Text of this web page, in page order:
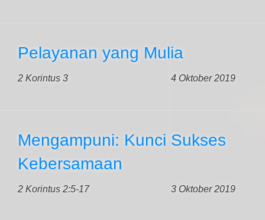
Pelayanan yang Mulia
2 Korintus 3 4 Oktober 2019
Mengampuni: Kunci Sukses
Kebersamaan
2 Korintus 2:5-17 3 Oktober 2019